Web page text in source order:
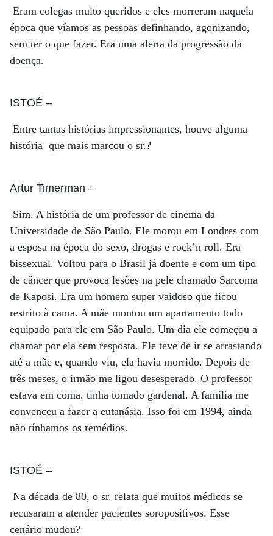
Eram colegas muito queridos e eles morreram naquela
época que víamos as pessoas definhando, agonizando,
sem ter o que fazer. Era uma alerta da progressão da
doença.
ISTOÉ –
Entre tantas histórias impressionantes, houve alguma
história que mais marcou o sr.?
Artur Timerman –
Sim. A história de um professor de cinema da
Universidade de São Paulo. Ele morou em Londres com
a esposa na época do sexo, drogas e rock’n roll. Era
bissexual. Voltou para o Brasil já doente e com um tipo
de câncer que provoca lesões na pele chamado Sarcoma
de Kaposi. Era um homem super vaidoso que ficou
restrito à cama. A mãe montou um apartamento todo
equipado para ele em São Paulo. Um dia ele começou a
chamar por ela sem resposta. Ele teve de ir se arrastando
até a mãe e, quando viu, ela havia morrido. Depois de
três meses, o irmão me ligou desesperado. O professor
estava em coma, tinha tomado gardenal. A família me
convenceu a fazer a eutanásia. Isso foi em 1994, ainda
não tínhamos os remédios.
ISTOÉ –
Na década de 80, o sr. relata que muitos médicos se
recusaram a atender pacientes soropositivos. Esse
cenário mudou?